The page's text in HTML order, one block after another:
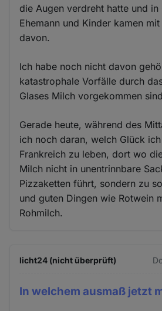
die Augen verdreht hatte und in
Ehemann und Kinder kamen
davon.
Ich habe noch nicht davon
katastrophale Vorfälle durch
Glases Milch vorgekommen
Gerade heute, während des
ich noch daran, welch Glück
Frankreich zu leben, dort wo
Milch nicht in unentrinnbare
Pizzaketten führt, sondern zu
und guten Dingen wie Rotwein
Rohmilch.
licht24 (nicht überprüft)
In welchem ausmaß jetzt